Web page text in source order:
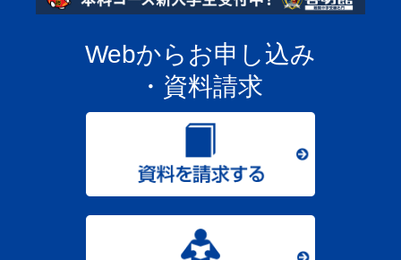
Webからお申し込み
・資料請求